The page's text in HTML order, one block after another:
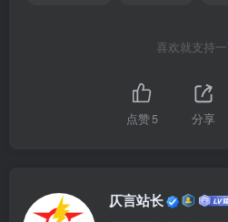
喜欢就支持
点赞5 分享
仄言站长